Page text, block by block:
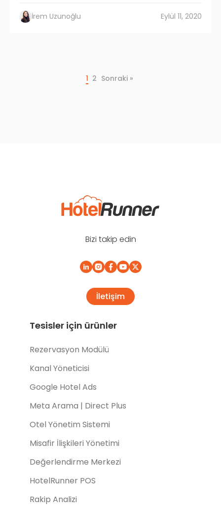
İrem Uzunoğlu Eylül 11, 2020
1 2 Sonraki »
Bizi takip edin
İletişim
Tesisler için ürünler
Rezervasyon Modülü
Kanal Yöneticisi
Google Hotel Ads
Meta Arama | Direct Plus
Otel Yönetim Sistemi
Misafir İlişkileri Yönetimi
Değerlendirme Merkezi
HotelRunner POS
Rakip Analizi